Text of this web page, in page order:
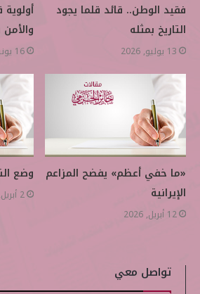
فقيد الوطن.. قائد قلما يجود
التاريخ بمثله
13 يوليو, 2026 16 يونيو, 2026
«ما خفي أعظم» يفضح المزاعم
الإيرانية
12 أبريل, 2026
وضع
2 أبريل, 2026
تواصل معي